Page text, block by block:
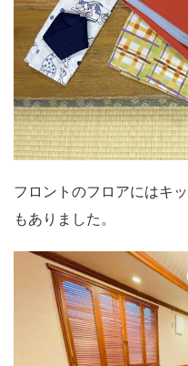
フロントのフロアにはキ
もありました。